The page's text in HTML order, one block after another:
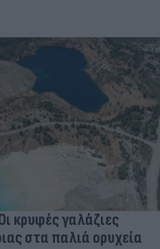
κρυφές γαλάζιες
στα παλιά ορυχεία